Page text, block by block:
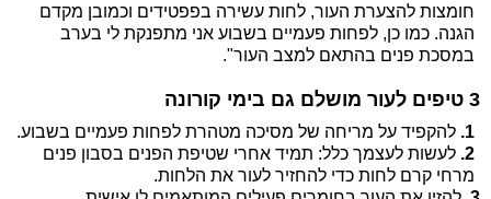
חומצות להצערת העור, לחות עשירה בפפטידים וכמובן מקדם
הגנה. כמו כן, לפחות פעמיים בשבוע אני מתפנקת לי בערב
במסכת פנים בהתאם למצב העור".
3 טיפים לעור מושלם גם בימי קורונה
1. להקפיד על מריחה של מסיכה מטהרת לפחות פעמיים בשבוע.
2. לעשות לעצמך כלל: תמיד אחרי שטיפת הפנים בסבון פנים
מרחי קרם לחות כדי להחזיר לעור את הלחות.